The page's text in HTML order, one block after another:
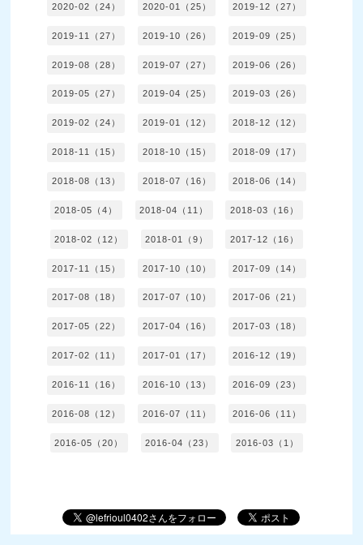
2020-02（24） 2020-01（25） 2019-12（27）
2019-11（27） 2019-10（26） 2019-09（25）
2019-08（28） 2019-07（27） 2019-06（26）
2019-05（27） 2019-04（25） 2019-03（26）
2019-02（24） 2019-01（12） 2018-12（12）
2018-11（15） 2018-10（15） 2018-09（17）
2018-08（13） 2018-07（16） 2018-06（14）
2018-05（4） 2018-04（11） 2018-03（16）
2018-02（12） 2018-01（9） 2017-12（16）
2017-11（15） 2017-10（10） 2017-09（14）
2017-08（18） 2017-07（10） 2017-06（21）
2017-05（22） 2017-04（16） 2017-03（18）
2017-02（11） 2017-01（17） 2016-12（19）
2016-11（16） 2016-10（13） 2016-09（23）
2016-08（12） 2016-07（11） 2016-06（11）
2016-05（20） 2016-04（23） 2016-03（1）